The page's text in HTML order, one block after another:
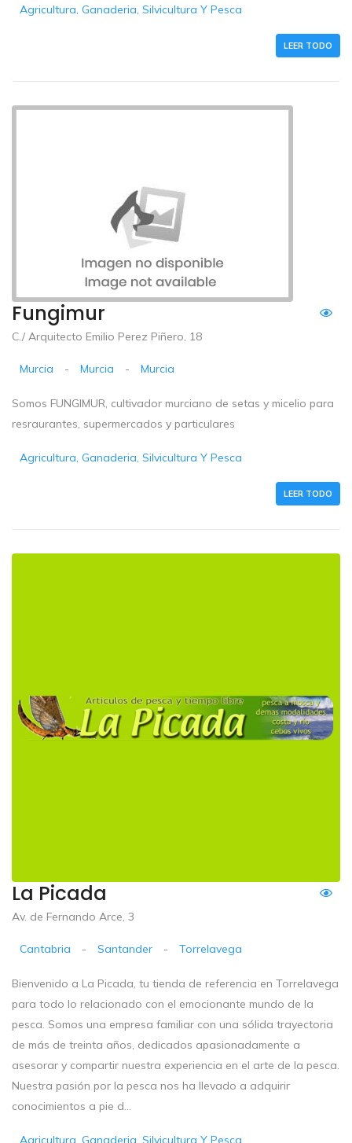
Agricultura, Ganaderia, Silvicultura Y Pesca
LEER TODO
Fungimur
C./ Arquitecto Emilio Perez Piñero, 18
Murcia - Murcia - Murcia
Somos FUNGIMUR, cultivador murciano de setas y micelio para
resraurantes, supermercados y particulares
Agricultura, Ganaderia, Silvicultura Y Pesca
LEER TODO
La Picada
Av. de Fernando Arce, 3
Cantabria - Santander - Torrelavega
Bienvenido a La Picada, tu tienda de referencia en Torrelavega
para todo lo relacionado con el emocionante mundo de la
pesca. Somos una empresa familiar con una sólida trayectoria
de más de treinta años, dedicados apasionadamente a
asesorar y compartir nuestra experiencia en el arte de la pesca.
Nuestra pasión por la pesca nos ha llevado a adquirir
conocimientos a pie d...
Agricultura, Ganaderia, Silvicultura Y Pesca